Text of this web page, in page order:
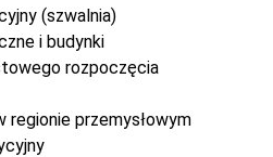
(szwalnia)
i budynki
rozpoczęcia
regionie przemysłowym